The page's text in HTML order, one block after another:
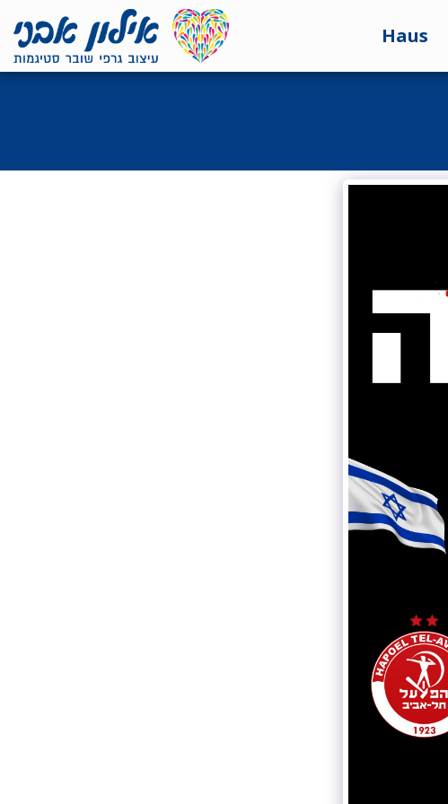
<7524818de335ff3bc7a7570c40ef8500>
Haus